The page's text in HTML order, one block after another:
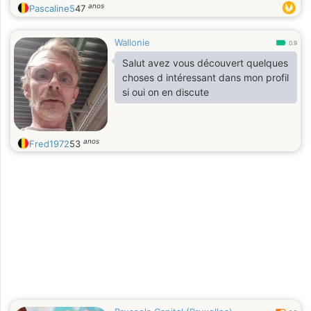
Pascaline547 anos
Wallonie 0.9
Salut avez vous découvert quelques
choses d intéressant dans mon profil
si oui on en discute
Fred197253 anos